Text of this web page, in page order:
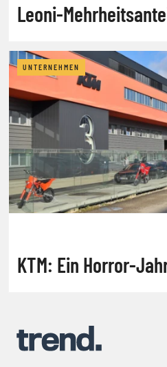
Leoni-
UNTERNEHMEN
KTM: Ein Horror-